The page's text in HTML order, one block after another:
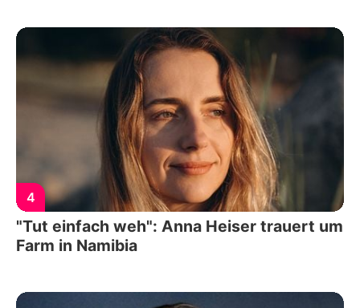
4
"Tut einfach weh": Anna Heiser trauert um
Farm in Namibia